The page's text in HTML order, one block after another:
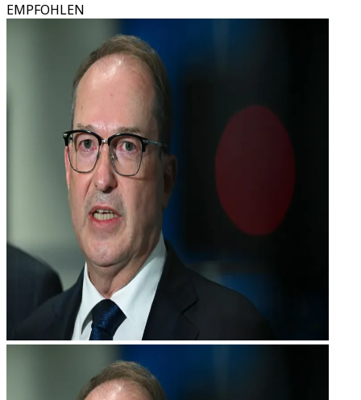
EMPFOHLEN